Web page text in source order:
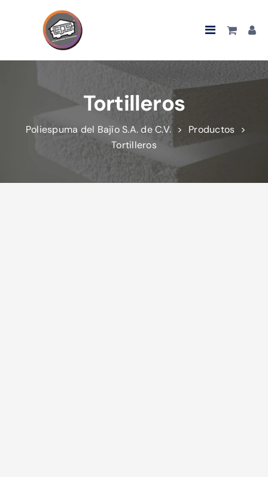
Tortilleros
Poliespuma del Bajío S.A. de C.V. > Productos >
Tortilleros